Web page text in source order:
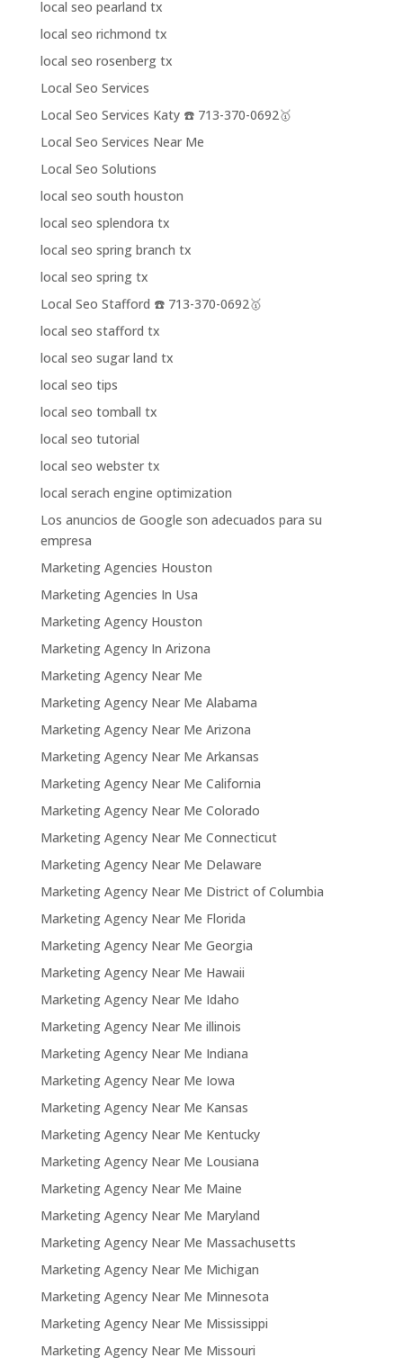
local seo pearland tx
local seo richmond tx
local seo rosenberg tx
Local Seo Services
Local Seo Services Katy ☎️ 713-370-0692🥇
Local Seo Services Near Me
Local Seo Solutions
local seo south houston
local seo splendora tx
local seo spring branch tx
local seo spring tx
Local Seo Stafford ☎️ 713-370-0692🥇
local seo stafford tx
local seo sugar land tx
local seo tips
local seo tomball tx
local seo tutorial
local seo webster tx
local serach engine optimization
Los anuncios de Google son adecuados para su
empresa
Marketing Agencies Houston
Marketing Agencies In Usa
Marketing Agency Houston
Marketing Agency In Arizona
Marketing Agency Near Me
Marketing Agency Near Me Alabama
Marketing Agency Near Me Arizona
Marketing Agency Near Me Arkansas
Marketing Agency Near Me California
Marketing Agency Near Me Colorado
Marketing Agency Near Me Connecticut
Marketing Agency Near Me Delaware
Marketing Agency Near Me District of Columbia
Marketing Agency Near Me Florida
Marketing Agency Near Me Georgia
Marketing Agency Near Me Hawaii
Marketing Agency Near Me Idaho
Marketing Agency Near Me illinois
Marketing Agency Near Me Indiana
Marketing Agency Near Me Iowa
Marketing Agency Near Me Kansas
Marketing Agency Near Me Kentucky
Marketing Agency Near Me Lousiana
Marketing Agency Near Me Maine
Marketing Agency Near Me Maryland
Marketing Agency Near Me Massachusetts
Marketing Agency Near Me Michigan
Marketing Agency Near Me Minnesota
Marketing Agency Near Me Mississippi
Marketing Agency Near Me Missouri